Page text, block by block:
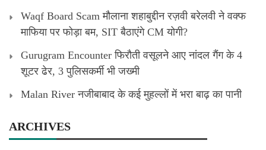
Waqf Board Scam मौलाना शहाबुद्दीन रज़वी बरेलवी ने वक्फ
माफिया पर फोड़ा बम, SIT बैठाएंगे CM योगी?
Gurugram Encounter फिरौती वसूलने आए नांदल गैंग के 4
शूटर ढेर, 3 पुलिसकर्मी भी जख्मी
Malan River नजीबाबाद के कई मुहल्लों में भरा बाढ़ का पानी
ARCHIVES